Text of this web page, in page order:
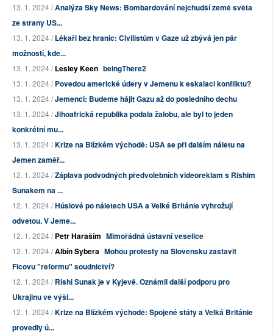
13. 1. 2024 /Analýza Sky News: Bombardování nejchudší země světa
ze strany US...
13. 1. 2024 /Lékaři bez hranic: Civilistům v Gaze už zbývá jen pár
možností, kde...
13. 1. 2024 /Lesley Keen beingThere2
13. 1. 2024 /Povedou americké údery v Jemenu k eskalaci konfliktu?
13. 1. 2024 /Jemenci: Budeme hájit Gazu až do posledního dechu
13. 1. 2024 /Jihoafrická republika podala žalobu, ale byl to jeden
konkrétní mu...
13. 1. 2024 /Krize na Blízkém východě: USA se při dalším náletu na
Jemen zaměř...
12. 1. 2024 /Záplava podvodných předvolebních videoreklam s Rishim
Sunakem na ...
12. 1. 2024 /Húsiové po náletech USA a Velké Británie vyhrožují
odvetou. V Jeme...
12. 1. 2024 /Petr Haraším Mimořádná ústavní veselice
12. 1. 2024 /Albín Sybera Mohou protesty na Slovensku zastavit
Ficovu "reformu" soudnictví?
12. 1. 2024 /Rishi Sunak je v Kyjevě. Oznámil další podporu pro
Ukrajinu ve výši...
12. 1. 2024 /Krize na Blízkém východě: Spojené státy a Velká Británie
provedly ú...